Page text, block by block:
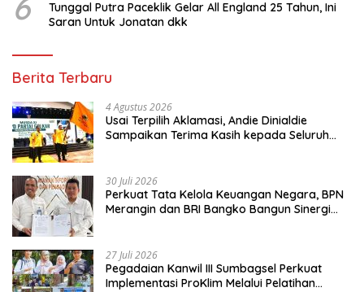
Tunggal Putra Paceklik Gelar All England 25 Tahun, Ini
Saran Untuk Jonatan dkk
Berita Terbaru
4 Agustus 2026
Usai Terpilih Aklamasi, Andie Dinialdie
Sampaikan Terima Kasih kepada Seluruh
30 Juli 2026
Perkuat Tata Kelola Keuangan Negara, BPN
Merangin dan BRI Bangko Bangun Sinergi
27 Juli 2026
Pegadaian Kanwil III Sumbagsel Perkuat
Implementasi ProKlim Melalui Pelatihan